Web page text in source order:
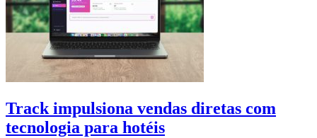
Track impulsiona vendas diretas com
tecnologia para hotéis